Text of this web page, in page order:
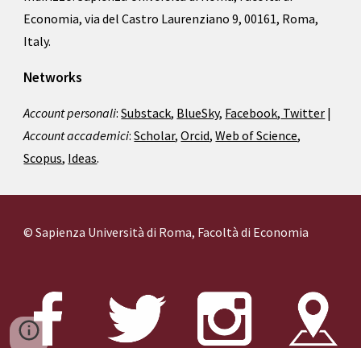
Economia, via del Castro Laurenziano 9, 00161, Roma,
Italy.
Networks
Account personali:Substack, BlueSky, Facebook, Twitter |
Account accademici:Scholar,Orcid,Web of Science,
Scopus, Ideas.
© Sapienza Università di Roma, Facoltà di Economia